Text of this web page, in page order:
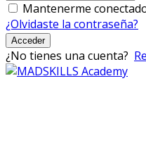
Mantenerme
¿Olvidaste la contraseña?
Acceder
¿No tienes una cuenta?